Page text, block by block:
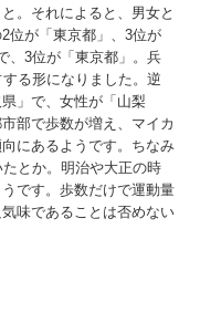
。それによると、男女と
位が「東京都」、3位が
、3位が「東京都」。兵
る形になりました。逆
」で、女性が「山梨
部で歩数が増え、マイカ
にあるようです。ちなみ
とか。明治や大正の時
です。歩数だけで運動量
味であることは否めない